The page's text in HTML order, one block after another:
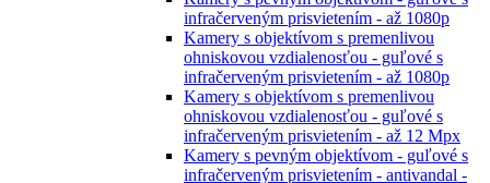
infračerveným prisvietením - až 1080p
Kamery s objektívom s premenlivou
ohniskovou vzdialenosťou - guľové s
infračerveným prisvietením - až 1080p
Kamery s objektívom s premenlivou
ohniskovou vzdialenosťou - guľové s
infračerveným prisvietením - až 12 Mpx
Kamery s pevným objektívom - guľové s
infračerveným prisvietením - antivandal -